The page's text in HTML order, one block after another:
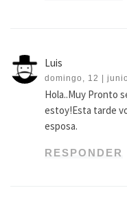
Luis
domingo, 12 |
Hola..Muy Pronto
estoy!Esta tarde
esposa.
RESPONDER